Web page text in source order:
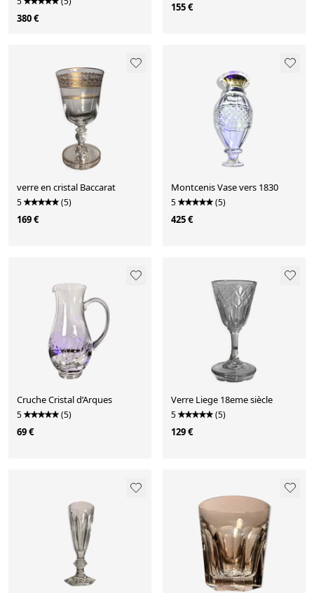
380 €
155 €
verre en cristal Baccarat
5 (5)
169 €
Montcenis Vase vers 1830
5 (5)
425 €
Cruche Cristal d’Arques
5 (5)
69 €
Verre Liege 18eme siècle
5 (5)
129 €